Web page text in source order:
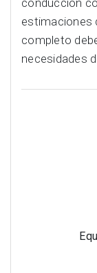
conducción
estimaciones
completo
necesidades